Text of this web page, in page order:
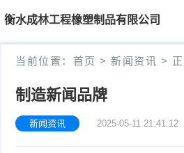
衡水成林工程橡塑制品有限公司
首
页
首
当前位置： 首页 > 新闻资讯 >
制造新闻品牌
新闻资讯 2025-05-11 21:41:12